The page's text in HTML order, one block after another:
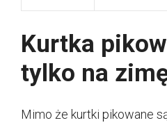
Kurtka
tylko na
Mimo że kurtki pikowane